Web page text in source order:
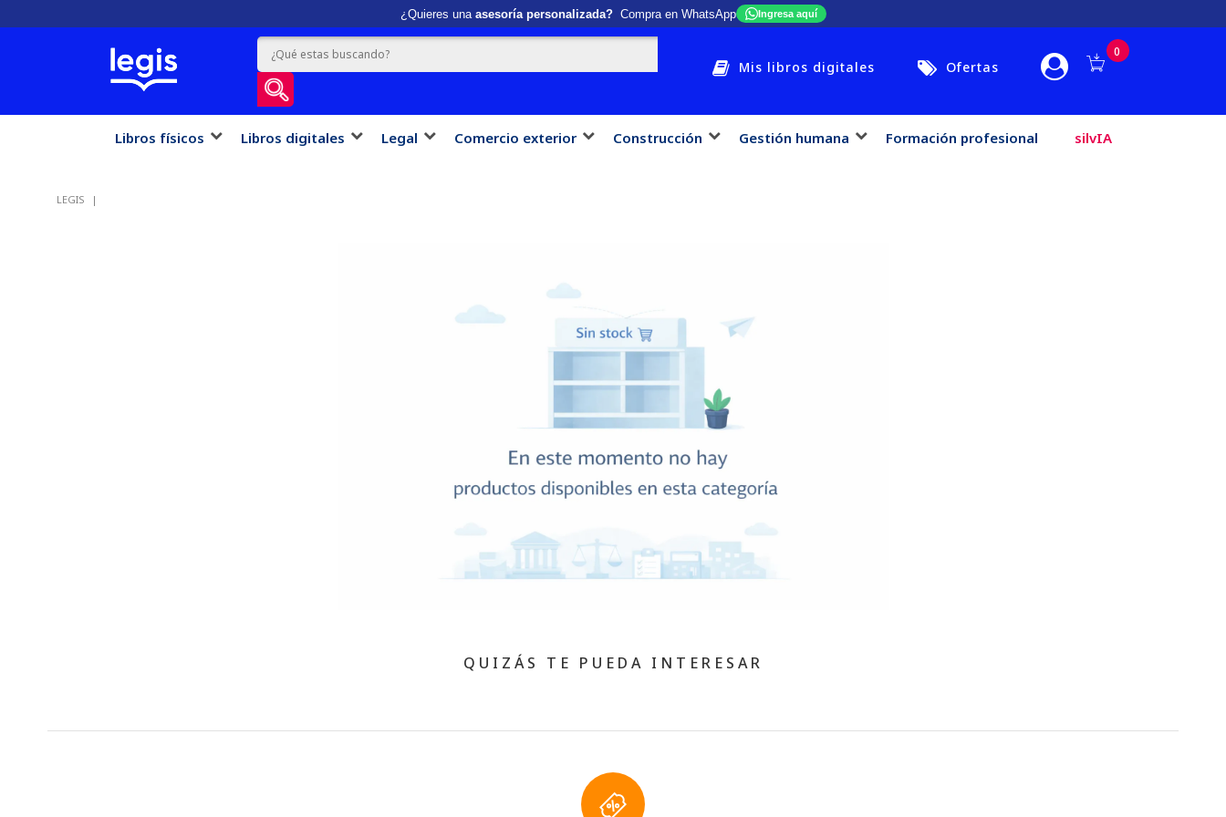
¿Quieres una asesoría personalizada?Compra en WhatsApp Ingresa aquí
Mis libros digitales Ofertas
0
Libros físicos Libros digitales Legal Comercio exterior Construcción Gestión humana Formación profesional silvIA
LEGIS
QUIZÁS TE PUEDA INTERESAR